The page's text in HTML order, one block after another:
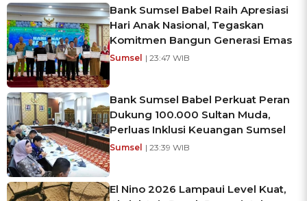
Bank Sumsel Babel Raih Apresiasi
Hari Anak Nasional, Tegaskan
Komitmen Bangun Generasi Emas
Sumsel | 23:47 WIB
Bank Sumsel Babel Perkuat Peran
Dukung 100.000 Sultan Muda,
Perluas Inklusi Keuangan Sumsel
Sumsel | 23:39 WIB
El Nino 2026 Lampaui Level Kuat,